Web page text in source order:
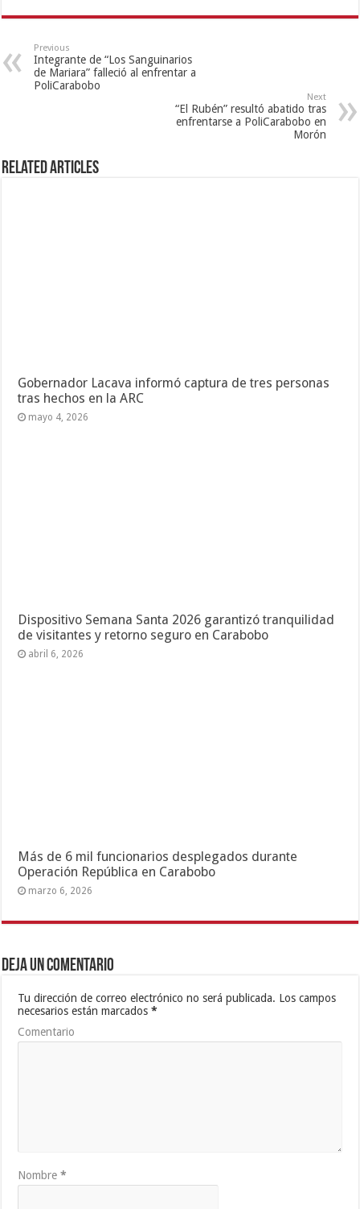
Previous
Integrante de “Los Sanguinarios
de Mariara” falleció al enfrentar a
PoliCarabobo
Next
“El Rubén” resultó abatido tras
enfrentarse a PoliCarabobo en
Morón
Related Articles
Gobernador Lacava informó captura de tres personas
tras hechos en la ARC
mayo 4, 2026
Dispositivo Semana Santa 2026 garantizó tranquilidad
de visitantes y retorno seguro en Carabobo
abril 6, 2026
Más de 6 mil funcionarios desplegados durante
Operación República en Carabobo
marzo 6, 2026
Deja un comentario
Tu dirección de correo electrónico no será publicada. Los campos
necesarios están marcados*
Comentario
Nombre*